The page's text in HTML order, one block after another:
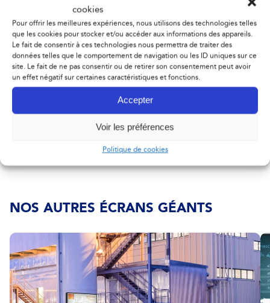
cookies
Pour offrir les meilleures expériences, nous utilisons des technologies telles
que les cookies pour stocker et/ou accéder aux informations des appareils.
Le fait de consentir à ces technologies nous permettra de traiter des
données telles que le comportement de navigation ou les ID uniques sur ce
site. Le fait de ne pas consentir ou de retirer son consentement peut avoir
un effet négatif sur certaines caractéristiques et fonctions.
Accepter
Voir les préférences
Politique de cookies
Applications conseillées
NOS AUTRES ÉCRANS GÉANTS